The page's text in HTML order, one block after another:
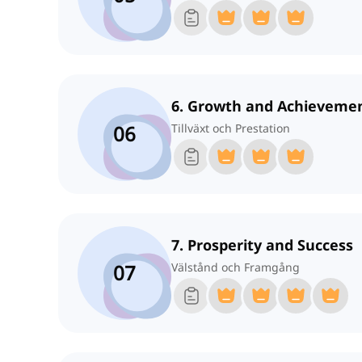
06
6. Growth and
Tillväxt och Prestation
07
7. Prosperity and Success
Välstånd och Framgång